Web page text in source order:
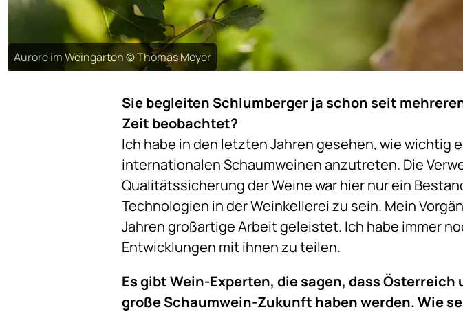
Aurore im Weingarten © Thomas Meyer
Sie begleiten Schlumberger ja schon seit
Zeit beobachtet?
Ich habe in den letzten Jahren gesehen, wie wichtig
internationalen Schaumweinen anzutreten. Die
Qualitätssicherung der Weine war hier nur ein
Technologien in der Weinkellerei zu sein. Mein
Jahren großartige Arbeit geleistet. Ich habe immer
Entwicklungen mit ihnen zu teilen.
Es gibt Wein-Experten, die sagen, dass
große Schaumwein-Zukunft haben werden. Wie